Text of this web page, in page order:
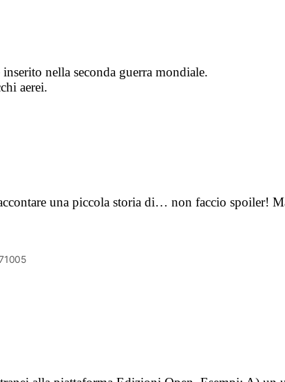
nella seconda guerra mondiale.
aerei.
una piccola storia di… non faccio spoiler!